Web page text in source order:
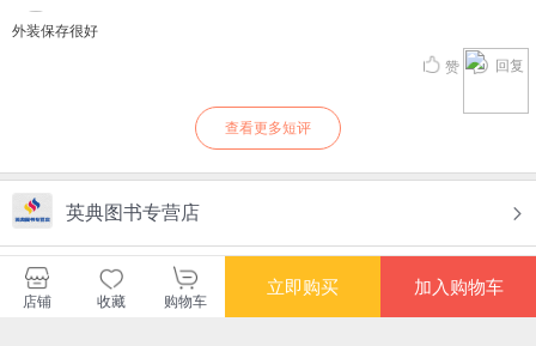
外装保存很好
回复
赞
查看更多短评
英典图书专营店
关注店铺 进店逛逛
店铺 收藏 购物车
立即购买 加入购物车